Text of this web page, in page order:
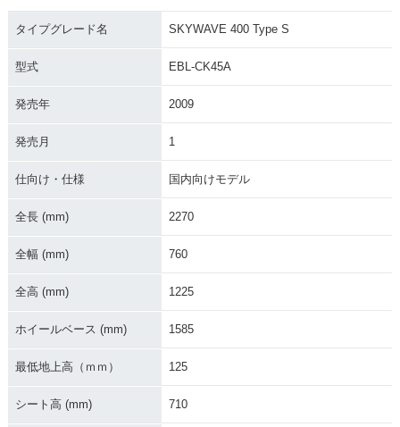
400 Type S ABS・
400 Type S ABS・
400 Type S
2008年 SKYWAVE
チェンジ
2006年 SKYWAVE
デルチェンジ
400 Type S・マイナ
400 Type S・新登場
タイプグレード名 SKYWAVE 400 Type S
型式 EBL-CK45A
発売年 2009
発売月 1
仕向け・仕様 国内向けモデル
全長 (mm) 2270
全幅 (mm) 760
全高 (mm) 1225
ホイールベース (mm) 1585
最低地上高（ｍｍ） 125
シート高 (mm) 710